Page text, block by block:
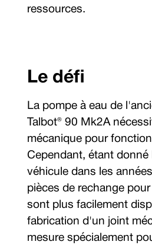
ressources.
Le défi
La pompe à eau de
Talbot® 90 Mk2A
mécanique pour
Cependant, étant donné
véhicule dans les
pièces de rechange
sont plus facilement
fabrication d'un joint
mesure spécialement